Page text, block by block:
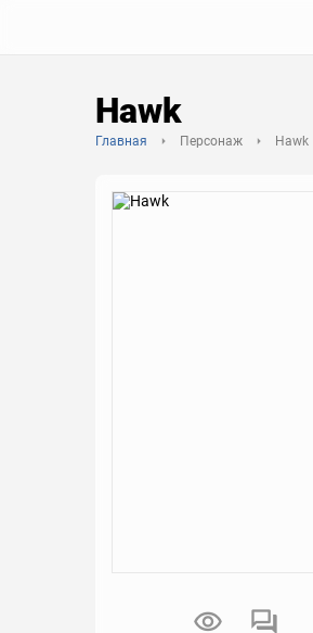
Hawk
Главная Персонаж Hawk